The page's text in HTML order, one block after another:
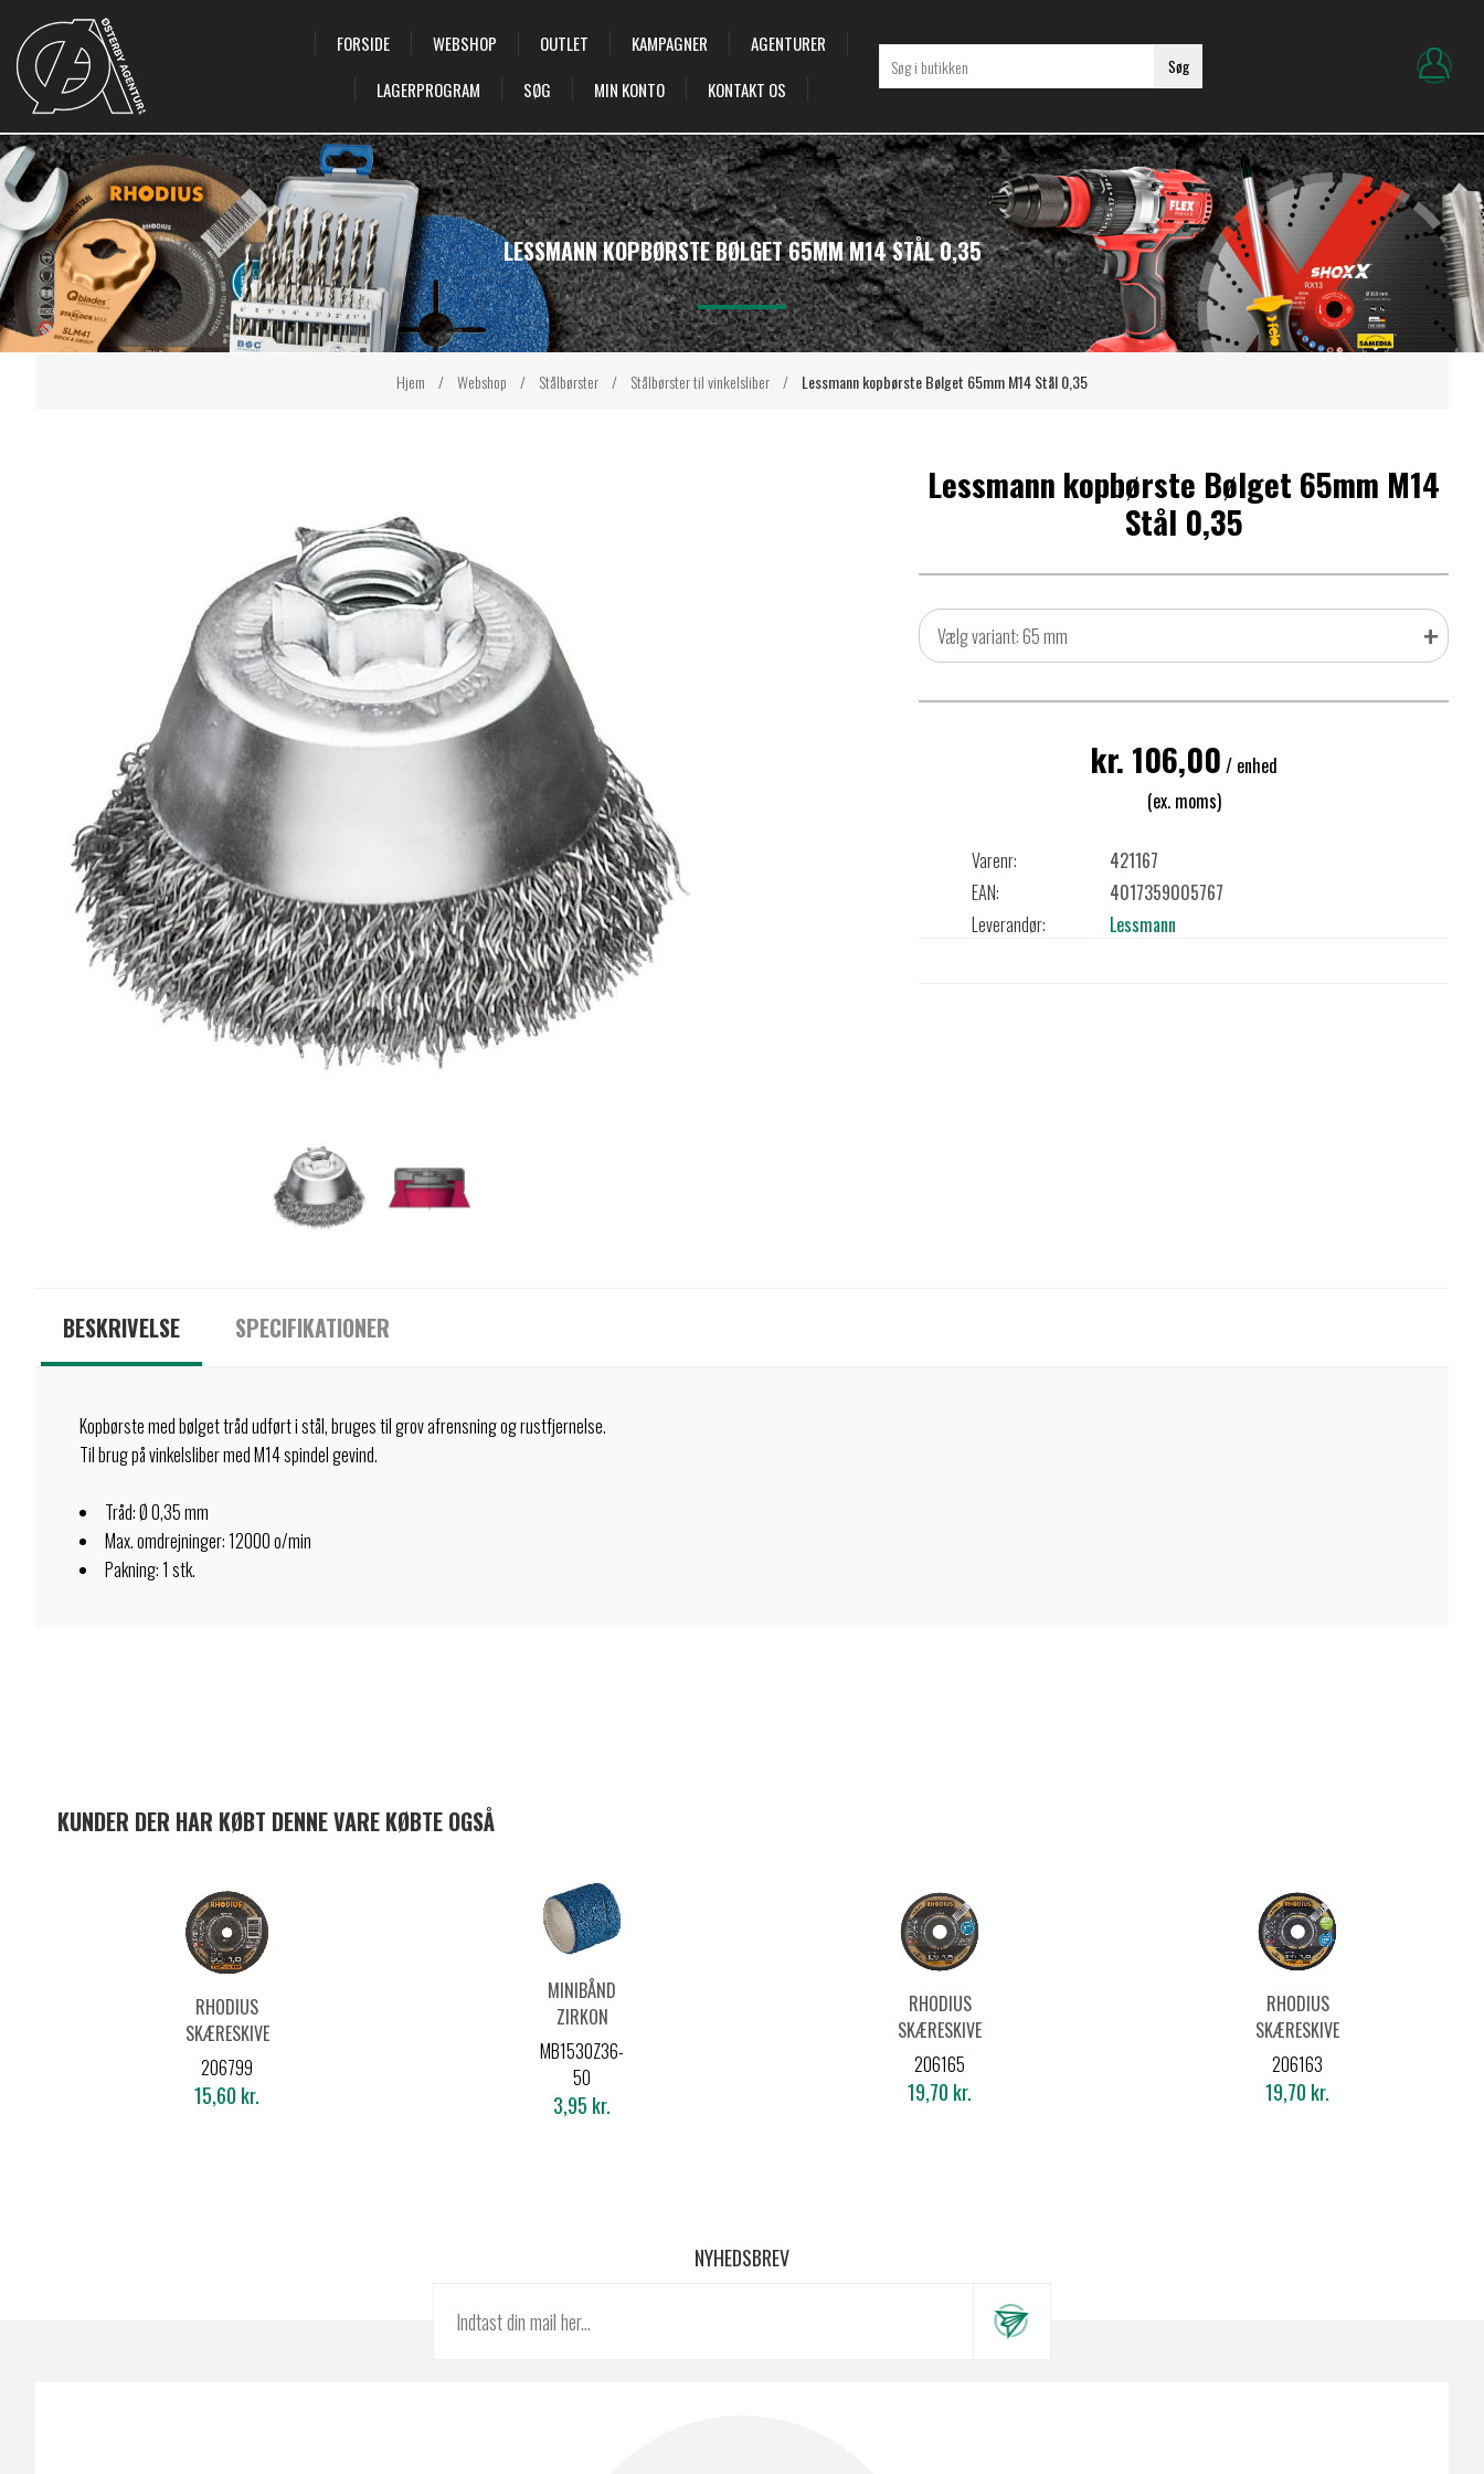
FORSIDE WEBSHOP OUTLET KAMPAGNER
AGENTURER
LAGERPROGRAM
SØG MIN KONTO KONTAKT OS
Søg
Hjem / Webshop / Stålbørster / Stålbørster til vinkelsliber / Lessmann kopbørste Bølget 65mm M14 Stål 0,35
LESSMANN KOPBØRSTE BØLGET 65MM M14 STÅL 0,35
Lessmann kopbørste Bølget 65mm M14
Stål 0,35
Vælg variant: 65 mm +
kr. 106,00 / enhed
(ex. moms)
Varenr:
421167
EAN:
4017359005767
Leverandør:
Lessmann
BESKRIVELSE SPECIFIKATIONER
Kopbørste med bølget tråd udført i stål, bruges til grov afrensning og rustfjernelse.
Til brug på vinkelsliber med M14 spindel gevind.
Tråd: Ø 0,35 mm
Max. omdrejninger: 12000 o/min
Pakning: 1 stk.
KUNDER DER HAR KØBT DENNE VARE KØBTE OGSÅ
RHODIUS
SKÆRESKIVE
XT10 MINI
50X1,0X6MM
206799
15,60 kr.
MINIBÅND
ZIRKON
15X30MM
K36
*KARTON*
MB1530Z36-
50
3,95 kr.
RHODIUS
SKÆRESKIVE
XT10
125X1,5
206165
19,70 kr.
RHODIUS
SKÆRESKIVE
XT10
125X1,0
206163
19,70 kr.
NYHEDSBREV